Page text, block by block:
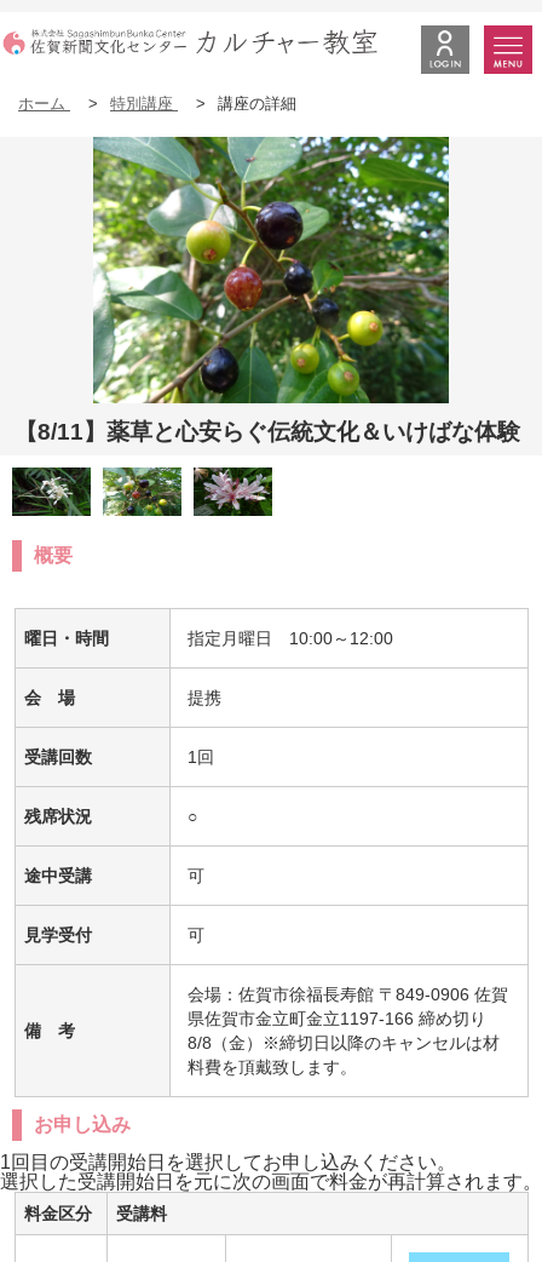
ホーム > 特別講座 > 講座の詳細
【8/11】薬草と心安らぐ伝統文化＆いけばな体験
概要
曜日・時間 指定月曜日 10:00～12:00
会 場 提携
受講回数 1回
残席状況 ○
途中受講 可
見学受付 可
備 考
会場：佐賀市徐福長寿館 〒849-0906 佐賀
県佐賀市金立町金立1197-166 締め切り
8/8（金）※締切日以降のキャンセルは材
料費を頂戴致します。
お申し込み
1回目の受講開始日を選択してお申し込みください。
選択した受講開始日を元に次の画面で料金が再計算されます。
料金区分 受講料